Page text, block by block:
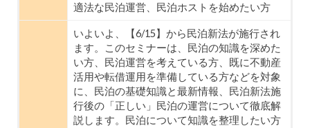
適法な民泊運営、民泊ホストを始めたい方
いよいよ、【6/15】から民泊新法が施行され
ます。このセミナーは、民泊の知識を深めた
い方、民泊運営を考えている方、既に不動産
活用や転借運用を準備している方などを対象
に、民泊の基礎知識と最新情報、民泊新法施
行後の「正しい」民泊の運営について徹底解
説します。民泊について知識を整理したい方